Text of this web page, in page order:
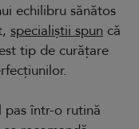
echilibru sănătos
specialiștii spun că
tip de curățare
pas într-o rutină